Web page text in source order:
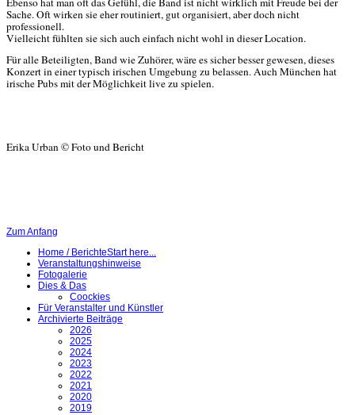
Sache. Oft wirken sie eher routiniert, gut organisiert, aber doch nicht
professionell.
Vielleicht fühlten sie sich auch einfach nicht wohl in dieser Location.
Für alle Beteiligten, Band wie Zuhörer, wäre es sicher besser gewesen, dieses
Konzert in einer typisch irischen Umgebung zu belassen. Auch München hat
irische Pubs mit der Möglichkeit live zu spielen.
Erika Urban © Foto und Bericht
Zum Anfang
Home / BerichteStart here...
Veranstaltungshinweise
Fotogalerie
Dies & Das
Coockies
Für Veranstalter und Künstler
Archivierte Beiträge
2026
2025
2024
2023
2022
2021
2020
2019